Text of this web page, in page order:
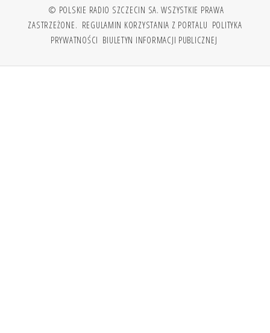
© POLSKIE RADIO SZCZECIN SA. WSZYSTKIE PRAWA
ZASTRZEŻONE. REGULAMIN KORZYSTANIA Z PORTALU POLITYKA
PRYWATNOŚCI BIULETYN INFORMACJI PUBLICZNEJ